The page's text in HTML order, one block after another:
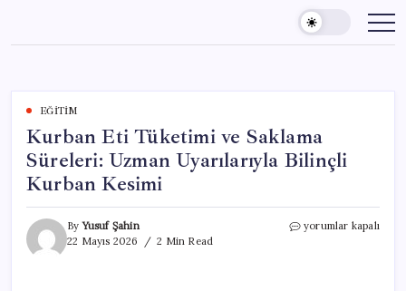
content
EĞITIM
Kurban Eti Tüketimi ve Saklama
Süreleri: Uzman Uyarılarıyla Bilinçli
Kurban Kesimi
ByYusuf Şahin
22 Mayıs 2026
2 Min Read
Kurban
yorumlar kapalı